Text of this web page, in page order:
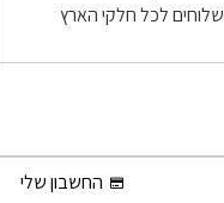
לכל חלקי הארץ
החשבון שלי